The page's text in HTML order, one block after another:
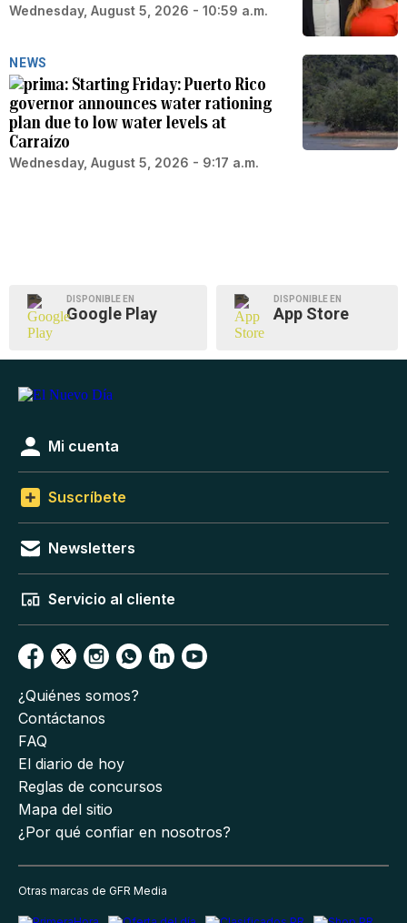
Wednesday, August 5, 2026 - 10:59 a.m.
NEWS
Starting Friday: Puerto Rico
governor announces water rationing
plan due to low water levels at
Carraízo
Wednesday, August 5, 2026 - 9:17 a.m.
DISPONIBLE EN
Google Play
DISPONIBLE EN
App Store
Mi cuenta
Suscríbete
Newsletters
Servicio al cliente
¿Quiénes somos?
Contáctanos
FAQ
El diario de hoy
Reglas de concursos
Mapa del sitio
¿Por qué confiar en nosotros?
Otras marcas de GFR Media